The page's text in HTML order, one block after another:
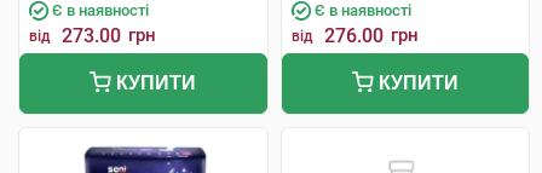
Є в наявності
від 273.00 грн
КУПИТИ
Є в наявності
від 276.00 грн
КУПИТИ